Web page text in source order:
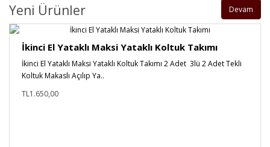
Devam
Yeni Ürünler
İkinci El Yataklı Maksi Yataklı Koltuk Takımı
İkinci El Yataklı Maksi Yataklı Koltuk Takımı 2 Adet 3lü 2 Adet Tekli
Koltuk Makaslı Açılıp Ya..
TL1.650,00